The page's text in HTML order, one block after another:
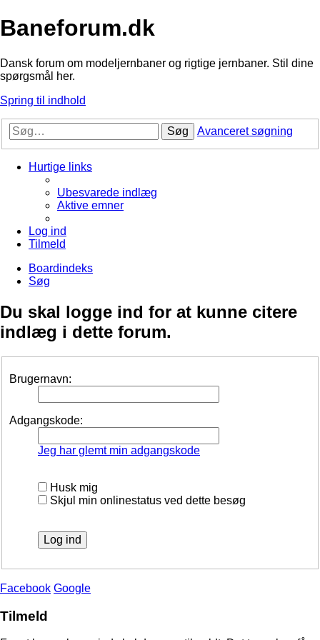
Baneforum.dk
Dansk forum om modeljernbaner og rigtige jernbaner. Stil dine
spørgsmål her.
Spring til indhold
Søg Avanceret søgning
Hurtige links
Ubesvarede indlæg
Aktive emner
Log ind
Tilmeld
Boardindeks
Søg
Du skal logge ind for at kunne citere
indlæg i dette forum.
Brugernavn:
Adgangskode:
Jeg har glemt min adgangskode
Husk mig
Skjul min onlinestatus ved dette besøg
Facebook Google
Tilmeld